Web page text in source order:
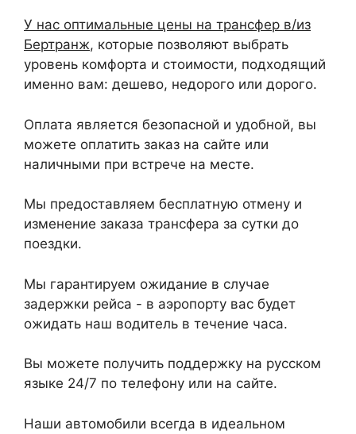
У нас оптимальные цены на трансфер в/из
Бертранж, которые позволяют выбрать
уровень комфорта и стоимости, подходящий
именно вам: дешево, недорого или дорого.
Оплата является безопасной и удобной, вы
можете оплатить заказ на сайте или
наличными при встрече на месте.
Мы предоставляем бесплатную отмену и
изменение заказа трансфера за сутки до
поездки.
Мы гарантируем ожидание в случае
задержки рейса - в аэропорту вас будет
ожидать наш водитель в течение часа.
Вы можете получить поддержку на русском
языке 24/7 по телефону или на сайте.
Наши автомобили всегда в идеальном